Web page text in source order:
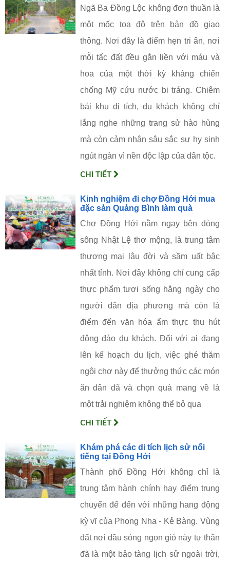
Ngã Ba Đồng Lộc không đơn thuần là
một mốc tọa độ trên bản đồ giao
thông. Nơi đây là điểm hẹn tri ân, nơi
mỗi tấc đất đều gắn liền với máu và
hoa của một thời kỳ kháng chiến
chống Mỹ cứu nước bi tráng. Chiêm
bái khu di tích, du khách không chỉ
lắng nghe những trang sử hào hùng
mà còn cảm nhận sâu sắc sự hy sinh
ngút ngàn vì nền độc lập của dân tộc.
CHI TIẾT
Kinh nghiệm đi chợ Đồng Hới mua
đặc sản Quảng Bình làm quà
Chợ Đồng Hới nằm ngay bên dòng
sông Nhật Lệ thơ mộng, là trung tâm
thương mại lâu đời và sầm uất bậc
nhất tỉnh. Nơi đây không chỉ cung cấp
thực phẩm tươi sống hằng ngày cho
người dân địa phương mà còn là
điểm đến văn hóa ẩm thực thu hút
đông đảo du khách. Đối với ai đang
lên kế hoạch du lịch, việc ghé thăm
ngôi chợ này để thưởng thức các món
ăn dân dã và chọn quà mang về là
một trải nghiệm không thể bỏ qua
CHI TIẾT
Khám phá các di tích lịch sử nổi
tiếng tại Đồng Hới
Thành phố Đồng Hới không chỉ là
trung tâm hành chính hay điểm trung
chuyển để đến với những hang động
kỳ vĩ của Phong Nha - Kẻ Bàng. Vùng
đất nơi đầu sóng ngọn gió này tự thân
đã là một bảo tàng lịch sử ngoài trời,